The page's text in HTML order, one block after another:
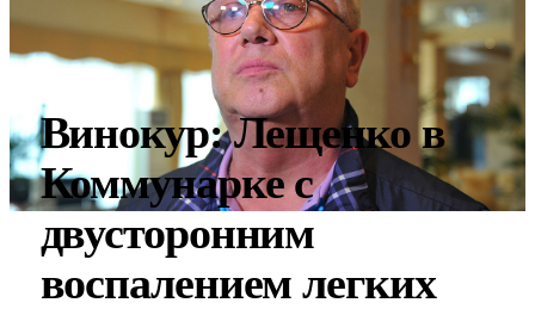
Винокур: Лещенко в
Коммунарке с
двусторонним
воспалением легких